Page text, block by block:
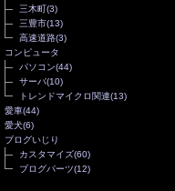
三木町(3)
三豊市(13)
高速道路(3)
コンピュータ
パソコン(44)
サーバ(10)
トレンドマイクロ関連(13)
愛車(44)
愛犬(6)
ブログいじり
カスタマイズ(60)
ブログパーツ(12)